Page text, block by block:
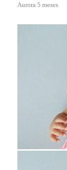
Aurora 5 meses